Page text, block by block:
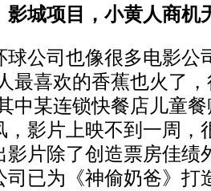
影城项目，小黄人商机
公司也像很多电影公
最喜欢的香蕉也火了
中某连锁快餐店儿童
，影片上映不到一周，
影片除了创造票房佳绩
司已为《神偷奶爸》打